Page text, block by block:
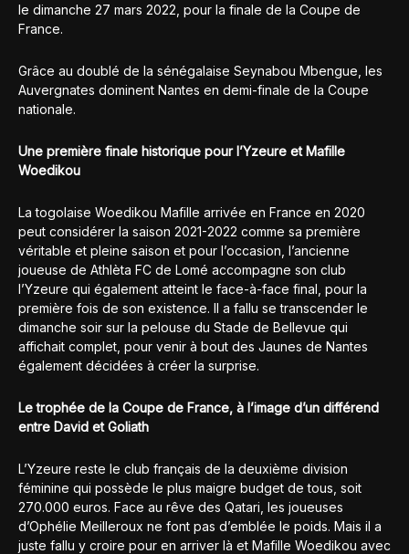
le dimanche 27 mars 2022, pour la finale de la Coupe de
France.
Grâce au doublé de la sénégalaise Seynabou Mbengue, les
Auvergnates dominent Nantes en demi-finale de la Coupe
nationale.
Une première finale historique pour l’Yzeure et Mafille
Woedikou
La togolaise Woedikou Mafille arrivée en France en 2020
peut considérer la saison 2021-2022 comme sa première
véritable et pleine saison et pour l’occasion, l’ancienne
joueuse de Athlèta FC de Lomé accompagne son club
l’Yzeure qui également atteint le face-à-face final, pour la
première fois de son existence. Il a fallu se transcender le
dimanche soir sur la pelouse du Stade de Bellevue qui
affichait complet, pour venir à bout des Jaunes de Nantes
également décidées à créer la surprise.
Le trophée de la Coupe de France, à l’image d’un différend
entre David et Goliath
L’Yzeure reste le club français de la deuxième division
féminine qui possède le plus maigre budget de tous, soit
270.000 euros. Face au rêve des Qatari, les joueuses
d’Ophélie Meilleroux ne font pas d’emblée le poids. Mais il a
juste fallu y croire pour en arriver là et Mafille Woedikou avec